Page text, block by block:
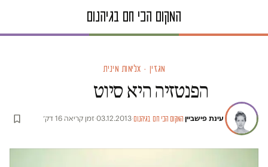
מגזין · אלימות מינית
הפנטזיה היא סיוט
עינת פישביין·המקום הכי חם בגיהנום·
03.12.2013
·זמן קריאה 16 דק׳